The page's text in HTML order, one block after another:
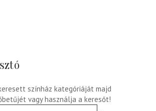
színház kategóriáját majd
vagy használja a keresőt!